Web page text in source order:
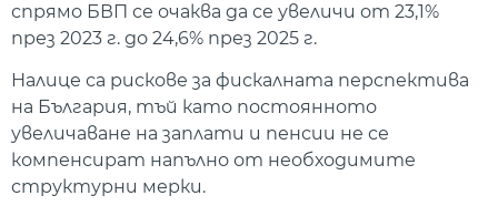
спрямо БВП се очаква да се увеличи от 23,1%
през 2023 г. до 24,6% през 2025 г.
Налице са рискове за фискалната перспектива
на България, тъй като постоянното
увеличаване на заплати и пенсии не се
компенсират напълно от необходимите
структурни мерки.